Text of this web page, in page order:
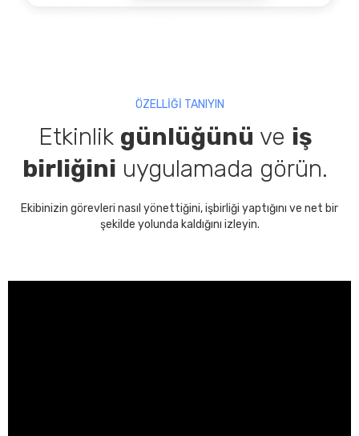
ÖZELLİĞİ TANIYIN
Etkinlik günlüğünü ve iş
birliğini uygulamada görün.
Ekibinizin görevleri nasıl yönettiğini, işbirliği yaptığını ve net bir
şekilde yolunda kaldığını izleyin.